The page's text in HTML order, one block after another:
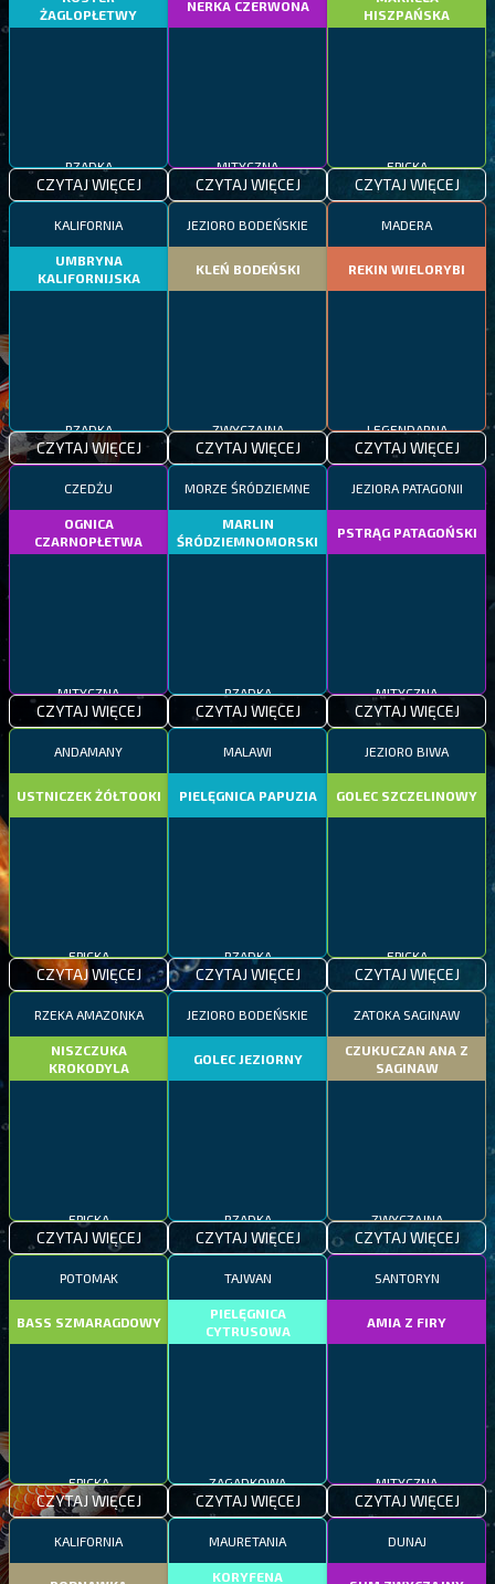
ŻAGLOPŁETWY
CZYTAJ WIĘCEJ
NERKA CZERWONA
CZYTAJ WIĘCEJ
HISZPAŃSKA
CZYTAJ WIĘCEJ
KALIFORNIA
UMBRYNA
KALIFORNIJSKA
CZYTAJ WIĘCEJ
JEZIORO BODEŃSKIE
KLEŃ BODEŃSKI
CZYTAJ WIĘCEJ
MADERA
REKIN WIELORYBI
CZYTAJ WIĘCEJ
CZEDŻU
OGNICA
CZARNOPŁETWA
CZYTAJ WIĘCEJ
MORZE ŚRÓDZIEMNE
MARLIN
ŚRÓDZIEMNOMORSKI
CZYTAJ WIĘCEJ
JEZIORA PATAGONII
PSTRĄG PATAGOŃSKI
CZYTAJ WIĘCEJ
ANDAMANY
USTNICZEK ŻÓŁTOOKI
CZYTAJ WIĘCEJ
MALAWI
PIELĘGNICA PAPUZIA
CZYTAJ WIĘCEJ
JEZIORO BIWA
GOLEC SZCZELINOWY
CZYTAJ WIĘCEJ
RZEKA AMAZONKA
NISZCZUKA
KROKODYLA
CZYTAJ WIĘCEJ
JEZIORO BODEŃSKIE
GOLEC JEZIORNY
CZYTAJ WIĘCEJ
ZATOKA SAGINAW
CZUKUCZAN ANA Z
SAGINAW
CZYTAJ WIĘCEJ
POTOMAK
BASS SZMARAGDOWY
CZYTAJ WIĘCEJ
TAJWAN
PIELĘGNICA
CYTRUSOWA
CZYTAJ WIĘCEJ
SANTORYN
AMIA Z FIRY
MITYCZNA
CZYTAJ WIĘCEJ
KALIFORNIA MAURETANIA
KORYFENA
DUNAJ